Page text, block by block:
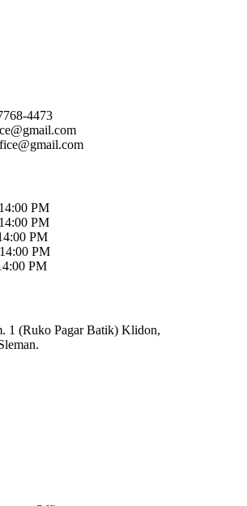
4473
PM
PM
PM
PM
PM
1 (Ruko Pagar Batik) Klidon,